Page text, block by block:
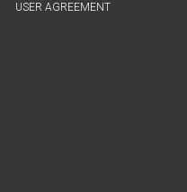
USER AGREEMENT